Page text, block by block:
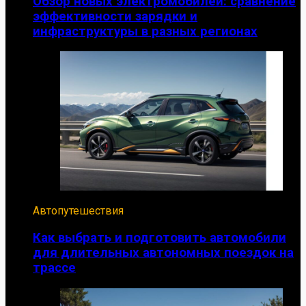
эффективности зарядки и
инфраструктуры в разных регионах
Автопутешествия
Как выбрать и подготовить автомобили
для длительных автономных поездок на
трассе